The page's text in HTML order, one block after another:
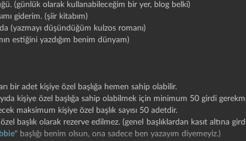
(günlük olarak kullanabileceğim bir yer, blog belki)
giderim. (şiir kitabım)
(yazmayı düşündüğüm kulzos romanı)
estiğini yazdığım benim dünyam)
bir adet kişiye özel başlığa hemen sahip olabilir.
kişiye özel başlığa sahip olabilmek için minimum 50 girdi
maksimum kişiye özel başlık sayısı 50 adetdir.
başlık olarak rezerve edilmez. (genel başlıklardan kasıt altına
" başlığı benim olsun, ona sadece ben yazayım diyemeyiz.)